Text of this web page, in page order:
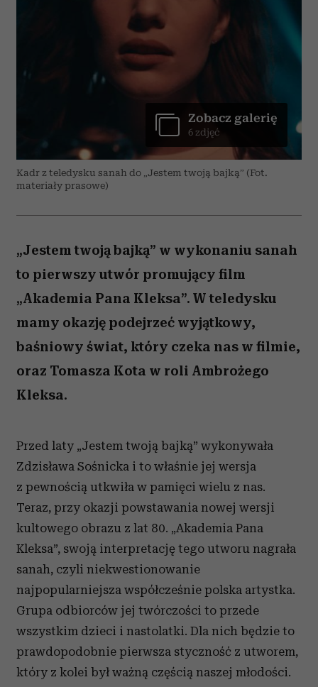
Kadr z teledysku sanah do „Jestem twoją bajką” (Fot.
materiały prasowe)
Zobacz galerię
6 zdjęć
„Jestem twoją bajką” w wykonaniu sanah
to pierwszy utwór promujący film
„Akademia Pana Kleksa”. W teledysku
mamy okazję podejrzeć wyjątkowy,
baśniowy świat, który czeka nas w filmie,
oraz Tomasza Kota w roli Ambrożego
Kleksa.
Przed laty „Jestem twoją bajką” wykonywała
Zdzisława Sośnicka i to właśnie jej wersja
z pewnością utkwiła w pamięci wielu z nas.
Teraz, przy okazji powstawania nowej wersji
kultowego obrazu z lat 80. „Akademia Pana
Kleksa”, swoją interpretację tego utworu nagrała
sanah, czyli niekwestionowanie
najpopularniejsza współcześnie polska artystka.
Grupa odbiorców jej twórczości to przede
wszystkim dzieci i nastolatki. Dla nich będzie to
prawdopodobnie pierwsza styczność z utworem,
który z kolei był ważną częścią naszej młodości.